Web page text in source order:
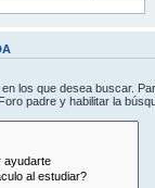
los que desea buscar.
padre y habilitar la